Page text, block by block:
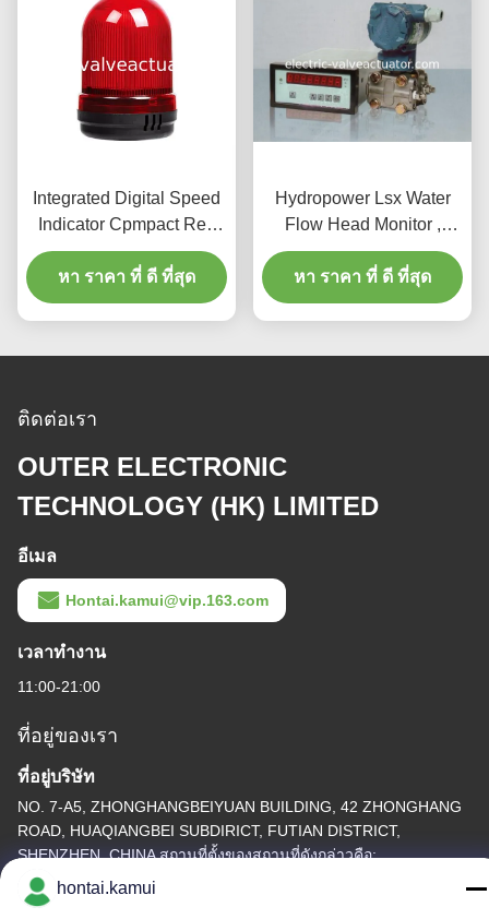
Integrated Digital Speed
Indicator Cpmpact Red
Buzzer Warning Lights
หา ราคา ที่ ดี ที่สุด
Hydropower Lsx Water
Flow Head Monitor ,
Turbine Flow Monitoring
System
หา ราคา ที่ ดี ที่สุด
ติดต่อเรา
OUTER ELECTRONIC
TECHNOLOGY (HK) LIMITED
อีเมล
Hontai.kamui@vip.163.com
เวลาทํางาน
11:00-21:00
ที่อยู่ของเรา
ที่อยู่บริษัท
NO. 7-A5, ZHONGHANGBEIYUAN BUILDING, 42 ZHONGHANG
ROAD, HUAQIANGBEI SUBDIRICT, FUTIAN DISTRICT,
SHENZHEN, CHINA สถานที่ตั้งของสถานที่ดังกล่าวคือ:
ที่อยู่โรงงาน
hontai.kamui